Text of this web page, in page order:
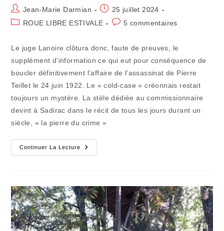
Auteur/autrice
de
Jean-Marie Darmian
Publication
publiée :
25 juillet 2024
PostROUE LIBRE ESTIVALE
Commentaires
publication :
5 commentaires
Le juge Lanoire clôtura donc, faute de preuves, le
supplément d’information ce qui eut pour conséquence de
boucler définitivement l’affaire de l’assassinat de Pierre
Teillet le 24 juin 1922. Le « cold-case » créonnais restait
toujours un mystère. La stèle dédiée au commissionnaire
devint à Sadirac dans le récit de tous les jours durant un
siècle, « la pierre du crime »
Continuer La Lecture
Le
Jour
Tigre
Ont
Échoué
(7
Et
Der)